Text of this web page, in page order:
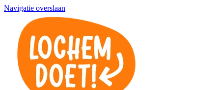
Navigatie overslaan